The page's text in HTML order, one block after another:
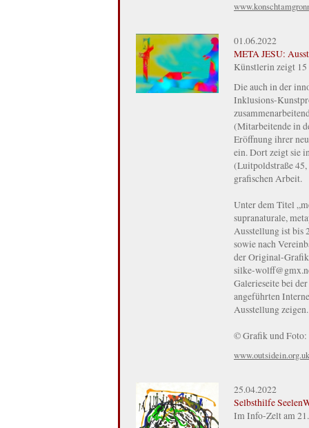
01.06.2022
META JESU:
Künstlerin zeigt
Die auch in der
Inklusions-
(Mitarbeitende in
Eröffnung ihrer
ein. Dort zeigt sie
(Luitpoldstraße
grafischen Arbeit.
Unter dem Titel
supranaturale,
Ausstellung ist bis
sowie nach
der Original-
silke-
Galerieseite bei
angeführten
Ausstellung zeigen.
© Grafik und
25.04.2022
Selbsthilfe
Im Info-Zelt am